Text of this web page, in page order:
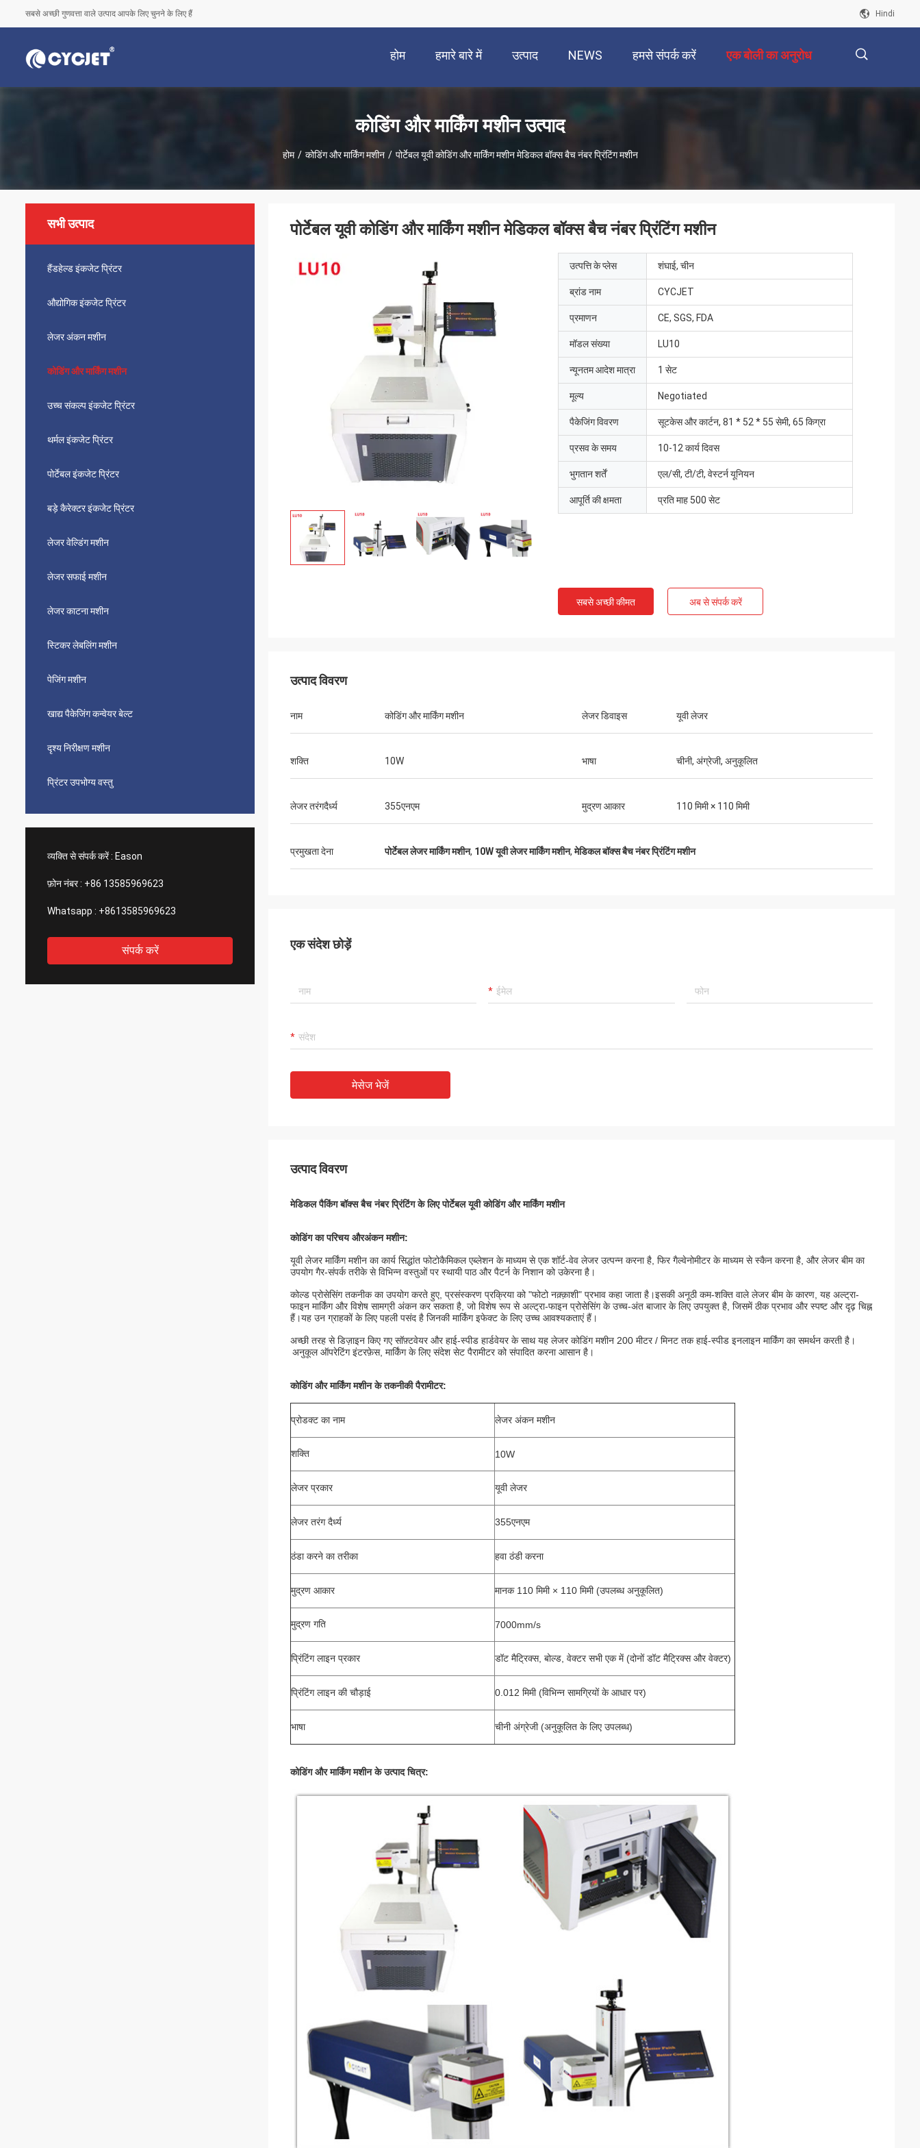
सबसे अच्छी गुणवत्ता वाले उत्पाद आपके लिए चुनने के लिए हैं Hindi
होम हमारे बारे में उत्पाद NEWS हमसे संपर्क करें एक बोली का अनुरोध
कोडिंग और मार्किंग मशीन उत्पाद
होम / कोडिंग और मार्किंग मशीन / पोर्टेबल यूवी कोडिंग और मार्किंग मशीन मेडिकल बॉक्स बैच नंबर प्रिंटिंग मशीन
सभी उत्पाद
हैंडहेल्ड इंकजेट प्रिंटर
औद्योगिक इंकजेट प्रिंटर
लेजर अंकन मशीन
कोडिंग और मार्किंग मशीन
उच्च संकल्प इंकजेट प्रिंटर
थर्मल इंकजेट प्रिंटर
पोर्टेबल इंकजेट प्रिंटर
बड़े कैरेक्टर इंकजेट प्रिंटर
लेजर वेल्डिंग मशीन
लेजर सफाई मशीन
लेजर काटना मशीन
स्टिकर लेबलिंग मशीन
पेजिंग मशीन
खाद्य पैकेजिंग कन्वेयर बेल्ट
दृश्य निरीक्षण मशीन
प्रिंटर उपभोग्य वस्तु
व्यक्ति से संपर्क करें : Eason
फ़ोन नंबर : +86 13585969623
Whatsapp : +8613585969623
संपर्क करें
पोर्टेबल यूवी कोडिंग और मार्किंग मशीन मेडिकल बॉक्स बैच नंबर प्रिंटिंग मशीन
उत्पत्ति के प्लेस शंघाई, चीन
ब्रांड नाम CYCJET
प्रमाणन CE, SGS, FDA
मॉडल संख्या LU10
न्यूनतम आदेश मात्रा 1 सेट
मूल्य Negotiated
पैकेजिंग विवरण सूटकेस और कार्टन, 81 * 52 * 55 सेमी, 65 किग्रा
प्रसव के समय 10-12 कार्य दिवस
भुगतान शर्तें एल/सी, टी/टी, वेस्टर्न यूनियन
आपूर्ति की क्षमता प्रति माह 500 सेट
सबसे अच्छी कीमत अब से संपर्क करें
उत्पाद विवरण
नाम कोडिंग और मार्किंग मशीन लेजर डिवाइस यूवी लेजर
शक्ति 10W भाषा चीनी, अंग्रेजी, अनुकूलित
लेजर तरंगदैर्ध्य 355एनएम मुद्रण आकार 110 मिमी × 110 मिमी
प्रमुखता देना पोर्टेबल लेजर मार्किंग मशीन, 10W यूवी लेजर मार्किंग मशीन,मेडिकल बॉक्स बैच नंबर प्रिंटिंग मशीन
एक संदेश छोड़ें
मेसेज भेजें
उत्पाद विवरण
मेडिकल पैकिंग बॉक्स बैच नंबर प्रिंटिंग के लिए पोर्टेबल यूवी कोडिंग और मार्किंग मशीन
कोडिंग का परिचय औरअंकन मशीन:
यूवी लेजर मार्किंग मशीन का कार्य सिद्धांत फोटोकैमिकल एब्लेशन के माध्यम से एक शॉर्ट-वेव लेजर उत्पन्न करना है, फिर गैल्वेनोमीटर के माध्यम से स्कैन करना है, और लेजर बीम का
उपयोग गैर-संपर्क तरीके से विभिन्न वस्तुओं पर स्थायी पाठ और पैटर्न के निशान को उकेरना है।
कोल्ड प्रोसेसिंग तकनीक का उपयोग करते हुए, प्रसंस्करण प्रक्रिया को "फोटो नक़्क़ाशी" प्रभाव कहा जाता है।इसकी अनूठी कम-शक्ति वाले लेजर बीम के कारण, यह अल्ट्रा-
फाइन मार्किंग और विशेष सामग्री अंकन कर सकता है, जो विशेष रूप से अल्ट्रा-फाइन प्रोसेसिंग के उच्च-अंत बाजार के लिए उपयुक्त है, जिसमें ठीक प्रभाव और स्पष्ट और दृढ़ चिह्न
हैं।यह उन ग्राहकों के लिए पहली पसंद है जिनकी मार्किंग इफेक्ट के लिए उच्च आवश्यकताएं हैं।
अच्छी तरह से डिज़ाइन किए गए सॉफ़्टवेयर और हाई-स्पीड हार्डवेयर के साथ यह लेजर कोडिंग मशीन 200 मीटर / मिनट तक हाई-स्पीड इनलाइन मार्किंग का समर्थन करती है।
अनुकूल ऑपरेटिंग इंटरफ़ेस, मार्किंग के लिए संदेश सेट पैरामीटर को संपादित करना आसान है।
कोडिंग और मार्किंग मशीन के तकनीकी पैरामीटर:
प्रोडक्ट का नाम लेजर अंकन मशीन
शक्ति 10W
लेजर प्रकार यूवी लेजर
लेजर तरंग दैर्ध्य 355एनएम
ठंडा करने का तरीका हवा ठंडी करना
मुद्रण आकार मानक 110 मिमी × 110 मिमी (उपलब्ध अनुकूलित)
मुद्रण गति 7000mm/s
प्रिंटिंग लाइन प्रकार डॉट मैट्रिक्स, बोल्ड, वेक्टर सभी एक में (दोनों डॉट मैट्रिक्स और वेक्टर)
प्रिंटिंग लाइन की चौड़ाई 0.012 मिमी (विभिन्न सामग्रियों के आधार पर)
भाषा चीनी अंग्रेजी (अनुकूलित के लिए उपलब्ध)
कोडिंग और मार्किंग मशीन के उत्पाद चित्र: